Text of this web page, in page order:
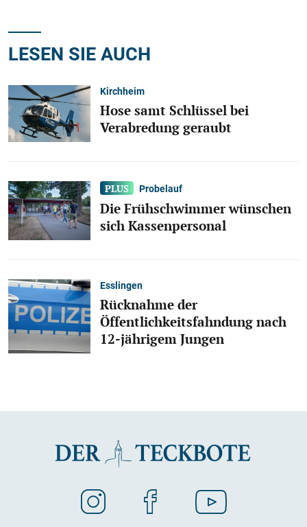
LESEN SIE AUCH
Kirchheim
Hose samt Schlüssel bei
Verabredung geraubt
Probelauf
Die Frühschwimmer wünschen
sich Kassenpersonal
Esslingen
Rücknahme der
Öffentlichkeitsfahndung nach
12-jährigem Jungen